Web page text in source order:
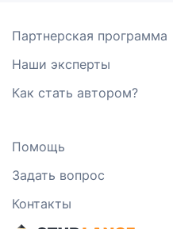
Партнерская программа
Наши эксперты
Как стать автором?
Помощь
Задать вопрос
Контакты